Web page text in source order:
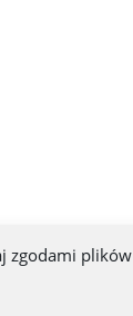
zgodami plików